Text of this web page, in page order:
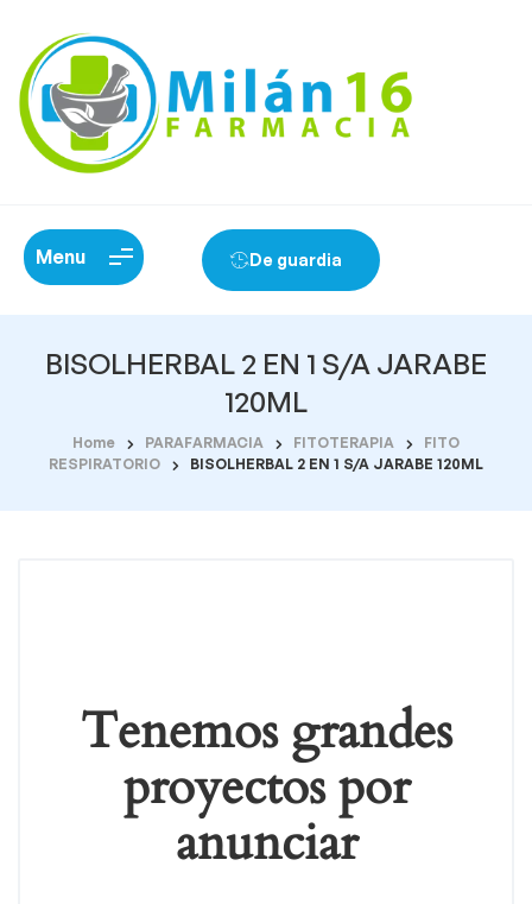
Menu De guardia
BISOLHERBAL 2 EN 1 S/A JARABE
120ML
Home PARAFARMACIA FITOTERAPIA
FITO
RESPIRATORIO
BISOLHERBAL 2 EN 1 S/A JARABE 120ML
Tenemos grandes
proyectos por
anunciar